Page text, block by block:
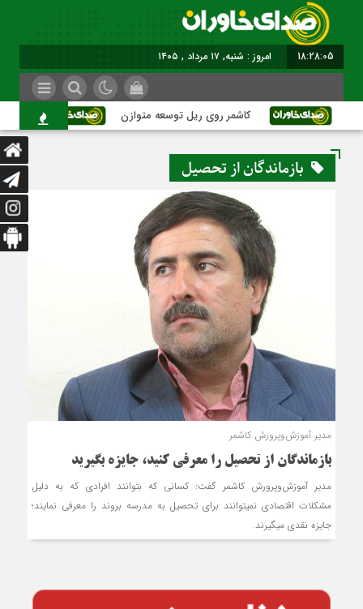
18:28:06 امروز : شنبه, ۱۷ مرداد , ۱۴۰۵
کاشمر روی ریل توسعه متوازن کاشمر؛
بازماندگان از تحصیل
مدیر آموزش‌وپرورش کاشمر
بازماندگان از تحصیل را معرفی کنید، جایزه بگیرید
مدیر آموزش‌وپرورش کاشمر گفت: کسانی که بتوانند افرادی که به دلیل
مشکلات اقتصادی نمی‎توانند برای تحصیل به مدرسه بروند را معرفی نمایند؛
جایزه نقدی می‎گیرند.